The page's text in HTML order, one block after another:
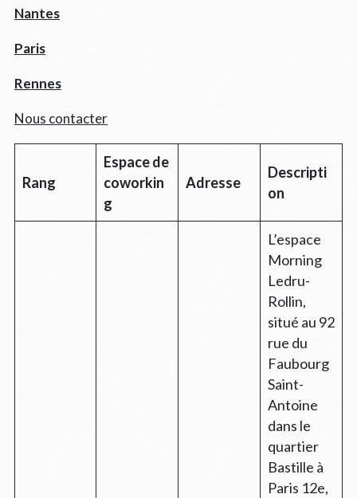
Nantes
Paris
Rennes
Nous contacter
Rang
Espace de
coworkin
g
Adresse
Descripti
on
L’espace
Morning
Ledru-
Rollin,
situé au 92
rue du
Faubourg
Saint-
Antoine
dans le
quartier
Bastille à
Paris 12e,